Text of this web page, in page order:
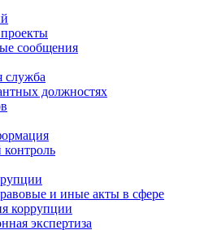
сообщения
служба
должностях
и иные акты в сфере
коррупции
экспертиза